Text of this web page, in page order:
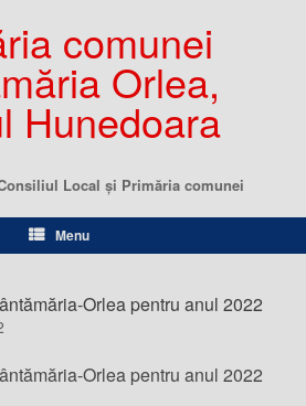
comunei
Orlea,
Hunedoara
Local şi Primăria comunei
Menu
Orlea pentru anul 2022
Orlea pentru anul 2022